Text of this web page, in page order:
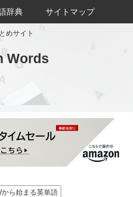
めサイト
Words
辞典 サイトマップ
から始まる英単語